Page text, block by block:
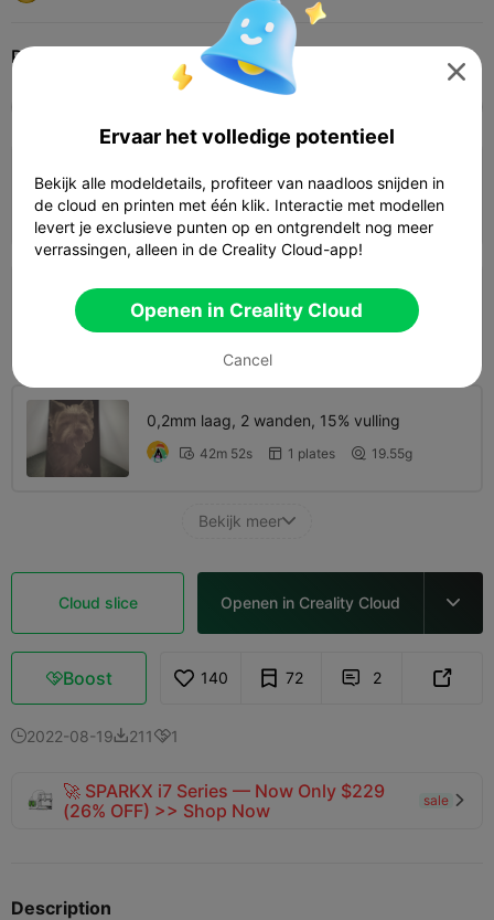
Print Settings (5) Add Huishouden 
0,2mm laag, 2 wanden, 15% vulling
 01h 01m  1 plates  20.50g
0,2mm laag, 2 wanden, 15% vulling
 34m 45s  1 plates  19.79g
0,2mm laag, 2 wanden, 15% vulling
 42m 52s  1 plates  19.55g
Bekijk meer
Cloud slice Openen in Creality Cloud 
Boost 140 72  2 
2022-08-192111
🚀 SPARKX i7 Series — Now Only $229
(26% OFF) >> Shop Now
sale 
Description

Ervaar het volledige potentieel
Bekijk alle modeldetails, profiteer van naadloos snijden in
de cloud en printen met één klik. Interactie met modellen
levert je exclusieve punten op en ontgrendelt nog meer
verrassingen, alleen in de Creality Cloud-app!
Openen in Creality Cloud
Cancel